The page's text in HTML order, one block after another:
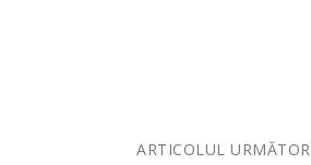
ARTICOLUL URMĂTOR